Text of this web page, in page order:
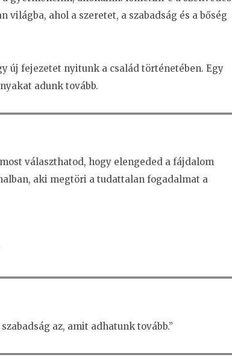
ahol a szeretet, a szabadság és a bőség
új fejezetet nyitunk a család történetében. Egy
adunk tovább.
választhatod, hogy elengeded a fájdalom
aki megtöri a tudattalan fogadalmat a
az, amit adhatunk tovább.”